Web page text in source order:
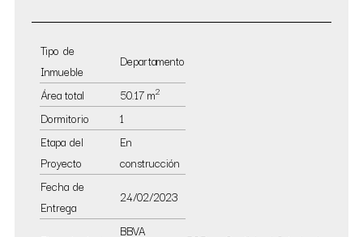
Tipo de
Inmueble
Departamento
Área total
50.17 m2
Dormitorio
1
Etapa del
Proyecto
En
construcción
Fecha de
Entrega
24/02/2023
BBVA